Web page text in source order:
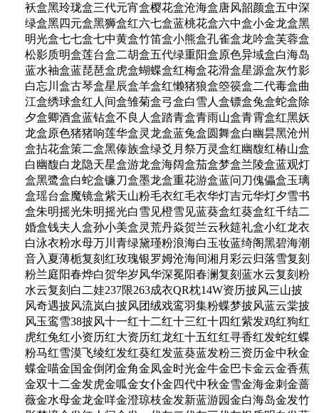
袄盒黑玲珑盒三代元宵盒樱花盒沧海盒唐风韶颜盒五中深
绿盒黑四元盒黑狮盒红六七盒蓝桃花盒六中盒小金龙盒黑
明光盒七七盒七中黄盒竹笛盒小熊盒孔雀盒龙吟盒芙蓉盒
松影质明盒莲台盒二胡盒五代绿重阳盒原色异域盒白海岛
蓝水袖盒蓝琵琶盒虎盒蝴蝶盒红梅盒花滑盒星源盒灰竹影
白忘川盒古琴盒星辰盒羊盒红懒猪狼盒箜篌盒二代毒盒曲
江盒绣球盒红人间盒雏菊盒弓盒白雪人盒镖盒兔盒蛇盒除
夕盒卿酒盒蓝钻盒不良人盒踏青盒青雨山盒青霄盒红黑妖
龙盒原色猪猪响莲华盒灵龙盒蓝兔盒圆舞盒白幽昙黑沧州
盒拈花盒策二盒黑傣族盒绿爻月祭万灵盒红幽馥红椿山盒
白幽馥白龙隐天星盒游龙盒海阔盒茄盒梦盒兰陵盒蓝观灯
盒黑鹭盒白蛇盒镰刀盒墨龙盒重花游盒蓝问刀傀儡盒玉璃
盒瑶台盒魔镜盒紫天山粉毛衣红毛衣华灯吉元华灯夕雪书
盒朱明摇光朱明摇光白雪见橙雪见蓝葵盒红葵盒红千结二
婚盒钱夫人盒孙小美盒灵荒丹焱贺兰云秋筵礼盒小红龙衣
白泳衣粉水母万川青绿黛瑾粉浪海白玉妆蓝绮阁黑碧海潮
音入夏薄栀复刻红玫瑰银罗姆沧海间湘月彩云归落雪复刻
粉兰庭阳春烨白贺华岁风华深冕阳春澜复刻蓝水云复刻粉
水云复刻白二娃237限263成衣QR枕14W资历披风三山披
风奇遇披风流岚白披风团绒戏鸾羽集粉蝶梦披风蓝云棠披
风玉鸾雪38披风十一红十二红十三红十四红紫发鸡红狗红
虎红兔红小资历红大资历红龙红十五红红寻香红发蛇红蝶
粉马红雪漠飞绫红发红葵红发蓝葵蓝发粉三资历金中秋金
蝶金喵金国金倒闭金角金凤金时光金牛金巴卡金云金香蕉
金双十二金发虎金呱金女仆金四代中秋金雪金海金刺金蔷
薇金水母金龙金咩金澄琼枝金发新蓝游园金白海岛金发竹